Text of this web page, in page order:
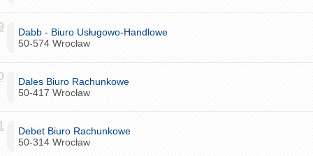
Dabb - Biuro Usługowo-Handlowe
50-574 Wrocław
Dales Biuro Rachunkowe
50-417 Wrocław
Debet Biuro Rachunkowe
50-314 Wrocław